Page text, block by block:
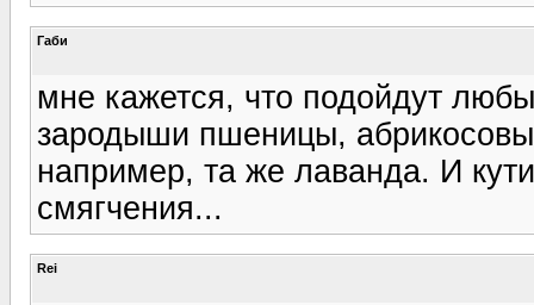
Габи
мне кажется, что подойдут
зародыши пшеницы,
например, та же лаванда. И
смягчения...
Rei